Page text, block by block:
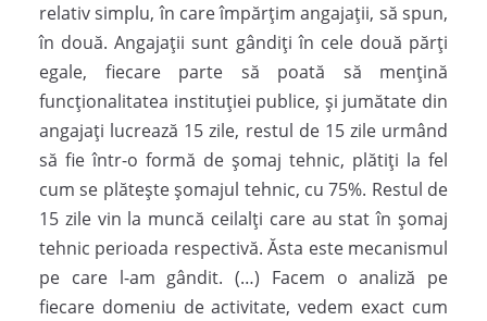
relativ simplu, în care împărţim angajaţii, să spun,
în două. Angajaţii sunt gândiţi în cele două părţi
egale, fiecare parte să poată să menţină
funcţionalitatea instituţiei publice, şi jumătate din
angajaţi lucrează 15 zile, restul de 15 zile urmând
să fie într-o formă de şomaj tehnic, plătiţi la fel
cum se plăteşte şomajul tehnic, cu 75%. Restul de
15 zile vin la muncă ceilalţi care au stat în şomaj
tehnic perioada respectivă. Ăsta este mecanismul
pe care l-am gândit. (…) Facem o analiză pe
fiecare domeniu de activitate, vedem exact cum